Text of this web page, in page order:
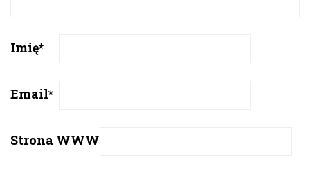
Imię*
Email*
Strona WWW